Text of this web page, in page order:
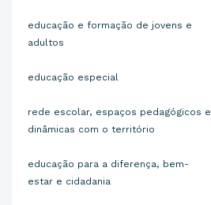
educação e formação de jovens e
adultos
educação especial
rede escolar, espaços pedagógicos e
dinâmicas com o território
educação para a diferença, bem-
estar e cidadania